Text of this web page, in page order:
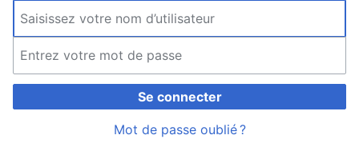
Se connecter
Mot de passe oublié ?